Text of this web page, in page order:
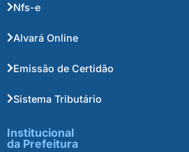
Nfs-e
Alvará Online
Emissão de Certidão
Sistema Tributário
Institucional
da Prefeitura